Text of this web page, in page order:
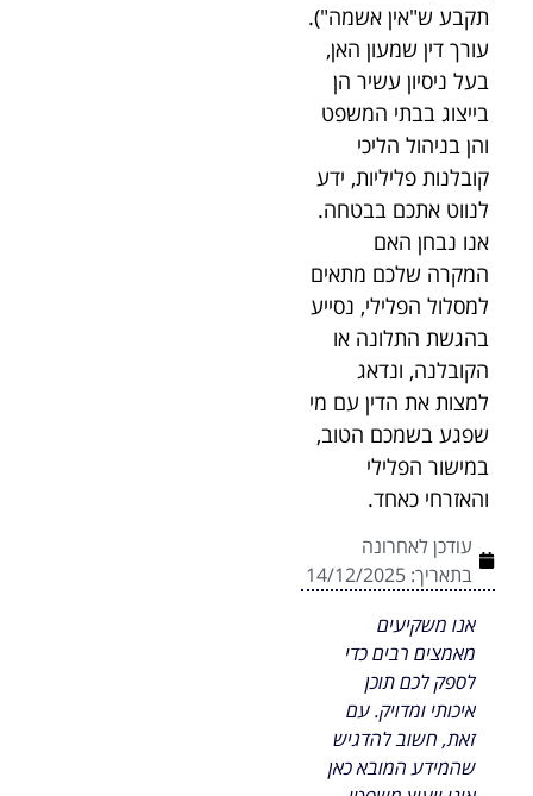
תקבע ש"אין אשמה").
עורך דין שמעון האן,
בעל ניסיון עשיר הן
בייצוג בבתי המשפט
והן בניהול הליכי
קובלנות פליליות, ידע
לנווט אתכם בבטחה.
אנו נבחן האם
המקרה שלכם מתאים
למסלול הפלילי, נסייע
בהגשת התלונה או
הקובלנה, ונדאג
למצות את הדין עם מי
שפגע בשמכם הטוב,
במישור הפלילי
והאזרחי כאחד.
עודכן לאחרונה
בתאריך: 14/12/2025
אנו משקיעים
מאמצים רבים כדי
לספק לכם תוכן
איכותי ומדויק. עם
זאת, חשוב להדגיש
שהמידע המובא כאן